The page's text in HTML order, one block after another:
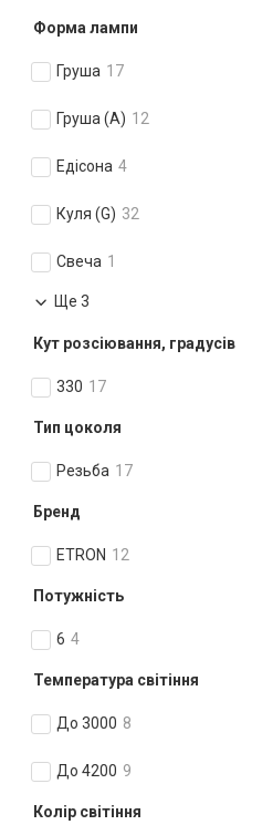
Форма лампи
Груша 17
Груша (А) 12
Едісона 4
Куля (G) 32
Свеча 1
Ще 3
Кут розсіювання, градусів
330 17
Тип цоколя
Резьба 17
Бренд
ETRON 12
Потужність
6 4
Температура світіння
До 3000 8
До 4200 9
Колір світіння